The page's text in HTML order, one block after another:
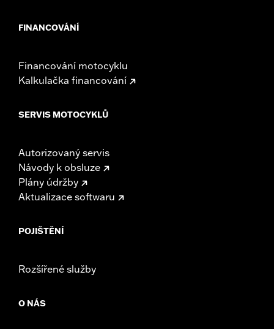
FINANCOVÁNÍ
Financování motocyklu
Kalkulačka financování
SERVIS MOTOCYKLŮ
Autorizovaný servis
Návody k obsluze
Plány údržby
Aktualizace softwaru
POJIŠTĚNÍ
Rozšířené služby
O NÁS